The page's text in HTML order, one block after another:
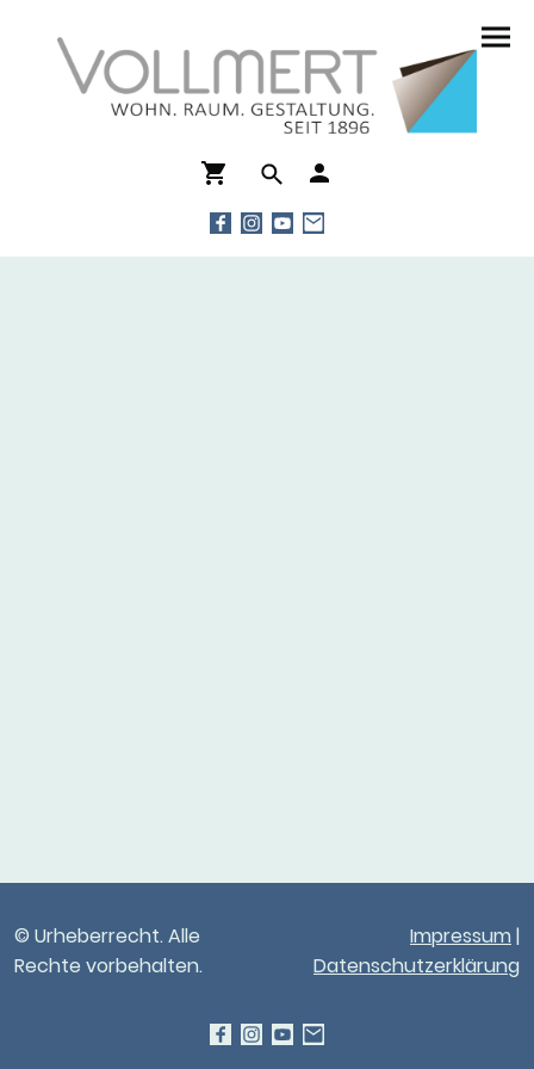
© Urheberrecht. Alle
Rechte vorbehalten.
Impressum |
Datenschutzerklärung